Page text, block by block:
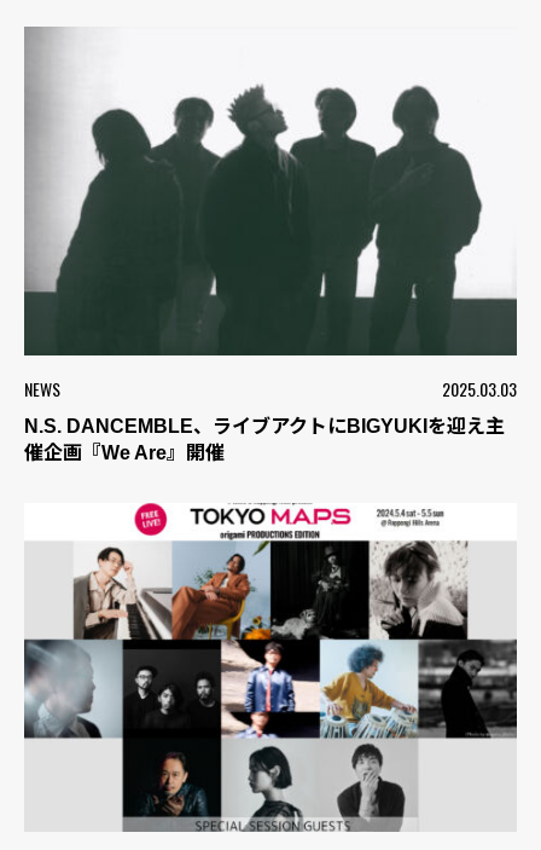
NEWS 2025.03.03
N.S. DANCEMBLE、ライブアクトにBIGYUKIを迎え主
催企画『We Are』開催